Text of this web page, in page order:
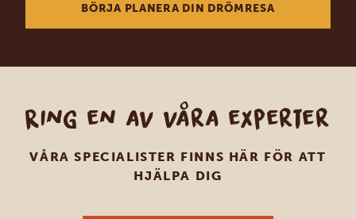
BÖRJA PLANERA DIN DRÖMRESA
Ring en av våra experter
VÅRA SPECIALISTER FINNS HÄR FÖR ATT
HJÄLPA DIG